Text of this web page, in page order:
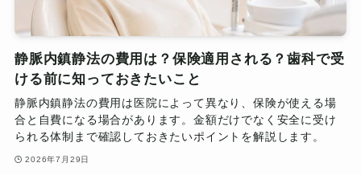
静脈内鎮静法の費用は？保険適用される？歯科で受
ける前に知っておきたいこと
静脈内鎮静法の費用は医院によって異なり、保険が使える場
合と自費になる場合があります。金額だけでなく安全に受け
られる体制まで確認しておきたいポイントを解説します。
2026年7月29日